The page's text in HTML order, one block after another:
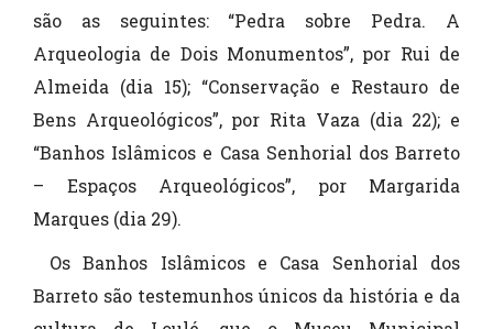
são as seguintes: “Pedra sobre Pedra. A
Arqueologia de Dois Monumentos”, por Rui de
Almeida (dia 15); “Conservação e Restauro de
Bens Arqueológicos”, por Rita Vaza (dia 22); e
“Banhos Islâmicos e Casa Senhorial dos Barreto
– Espaços Arqueológicos”, por Margarida
Marques (dia 29).
Os Banhos Islâmicos e Casa Senhorial dos
Barreto são testemunhos únicos da história e da